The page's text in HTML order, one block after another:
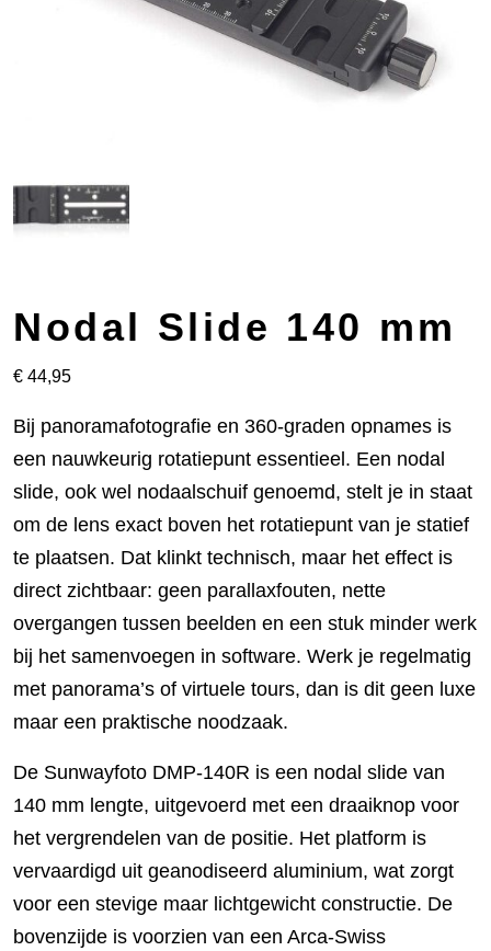
Nodal Slide 140 mm
€ 44,95
Bij panoramafotografie en 360-graden opnames is
een nauwkeurig rotatiepunt essentieel. Een nodal
slide, ook wel nodaalschuif genoemd, stelt je in staat
om de lens exact boven het rotatiepunt van je statief
te plaatsen. Dat klinkt technisch, maar het effect is
direct zichtbaar: geen parallaxfouten, nette
overgangen tussen beelden en een stuk minder werk
bij het samenvoegen in software. Werk je regelmatig
met panorama’s of virtuele tours, dan is dit geen luxe
maar een praktische noodzaak.
De Sunwayfoto DMP-140R is een nodal slide van
140 mm lengte, uitgevoerd met een draaiknop voor
het vergrendelen van de positie. Het platform is
vervaardigd uit geanodiseerd aluminium, wat zorgt
voor een stevige maar lichtgewicht constructie. De
bovenzijde is voorzien van een Arca-Swiss